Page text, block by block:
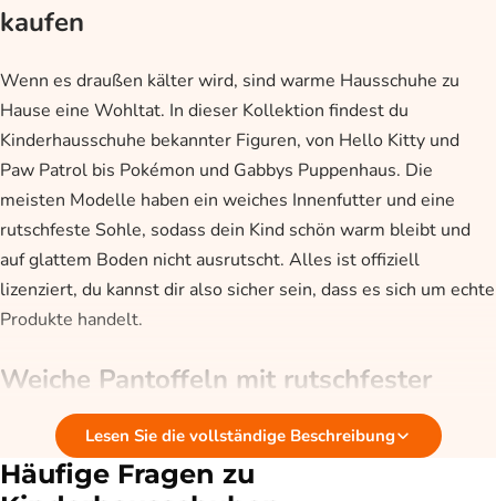
kaufen
Wenn es draußen kälter wird, sind warme Hausschuhe zu
Hause eine Wohltat. In dieser Kollektion findest du
Kinderhausschuhe bekannter Figuren, von Hello Kitty und
Paw Patrol bis Pokémon und Gabbys Puppenhaus. Die
meisten Modelle haben ein weiches Innenfutter und eine
rutschfeste Sohle, sodass dein Kind schön warm bleibt und
auf glattem Boden nicht ausrutscht. Alles ist offiziell
lizenziert, du kannst dir also sicher sein, dass es sich um echte
Produkte handelt.
Weiche Pantoffeln mit rutschfester
Sohle
Die Hausschuhe in dieser Kollektion sind gemacht, um schön
Lesen Sie die vollständige Beschreibung
Häufige Fragen zu